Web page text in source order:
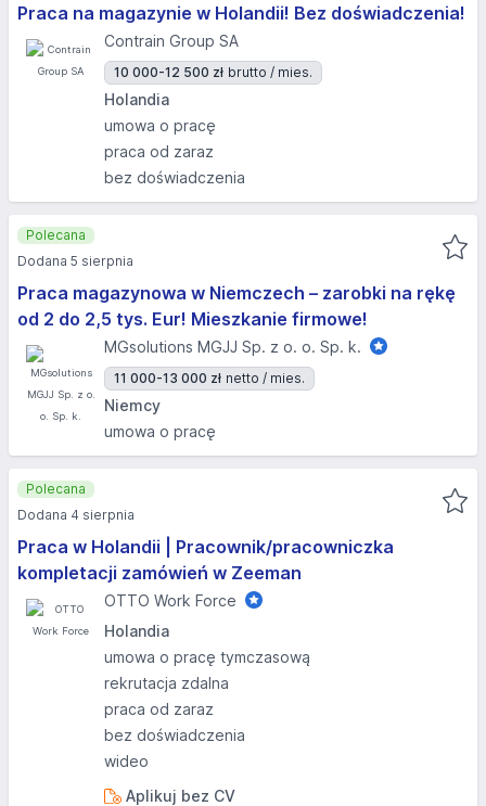
Praca na magazynie w Holandii! Bez doświadczenia!
Contrain Group SA
10 000-12 500 zł brutto / mies.
Holandia
umowa o pracę
praca od zaraz
bez doświadczenia
Praca magazynowa w Niemczech – zarobki na rękę
od 2 do 2,5 tys. Eur! Mieszkanie firmowe!
MGsolutions MGJJ Sp. z o. o. Sp. k.
11 000-13 000 zł netto / mies.
Niemcy
umowa o pracę
Polecana
Dodana 5 sierpnia
Praca w Holandii | Pracownik/pracowniczka
kompletacji zamówień w Zeeman
OTTO Work Force
Holandia
umowa o pracę tymczasową
rekrutacja zdalna
praca od zaraz
bez doświadczenia
wideo
Aplikuj bez CV
Polecana
Dodana 4 sierpnia